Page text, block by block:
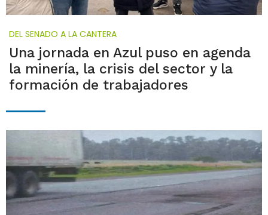
DEL SENADO A LA CANTERA
Una jornada en Azul puso en agenda
la minería, la crisis del sector y la
formación de trabajadores